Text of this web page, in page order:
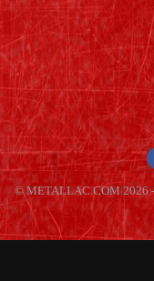
© METALLAC.COM 2026